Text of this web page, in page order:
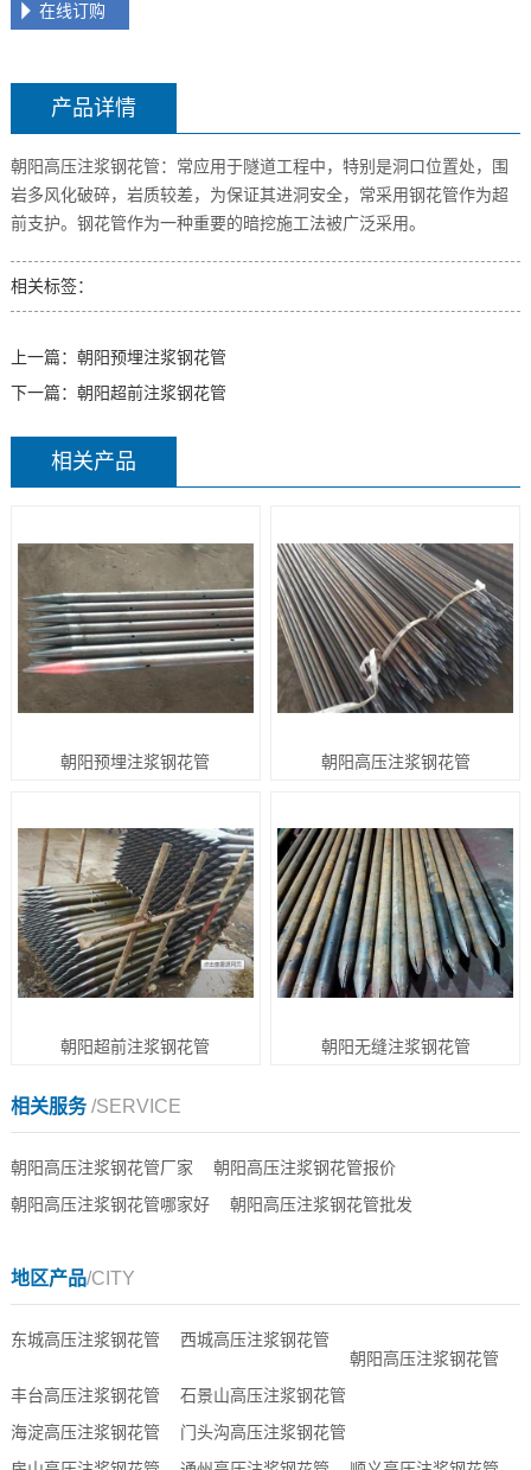
在线订购
产品详情
朝阳高压注浆钢花管：常应用于隧道工程中，特别是洞口位置处，围
岩多风化破碎，岩质较差，为保证其进洞安全，常采用钢花管作为超
前支护。钢花管作为一种重要的暗挖施工法被广泛采用。
相关标签：
上一篇： 朝阳预埋注浆钢花管
下一篇： 朝阳超前注浆钢花管
相关产品
朝阳预埋注浆钢花管 朝阳高压注浆钢花管
朝阳超前注浆钢花管 朝阳无缝注浆钢花管
相关服务/SERVICE
朝阳高压注浆钢花管厂家
朝阳高压注浆钢花管报价
朝阳高压注浆钢花管哪家好
朝阳高压注浆钢花管批发
地区产品/CITY
东城高压注浆钢花管
西城高压注浆钢花管
朝阳高压注浆钢花管
丰台高压注浆钢花管
石景山高压注浆钢花管
海淀高压注浆钢花管
门头沟高压注浆钢花管